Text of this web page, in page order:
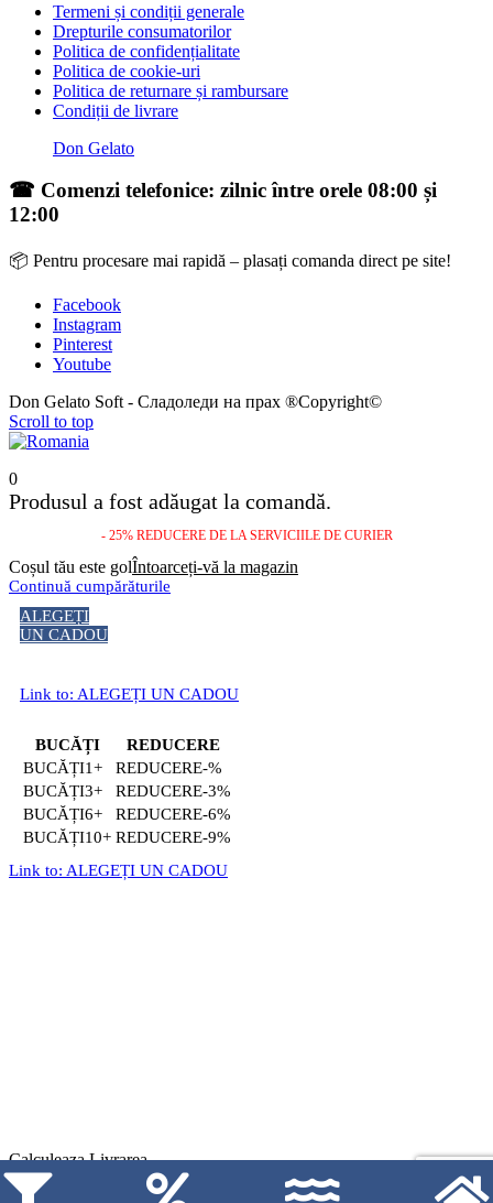
Termeni și condiții generale
Drepturile consumatorilor
Politica de confidențialitate
Politica de cookie-uri
Politica de returnare și rambursare
Condiții de livrare
Don Gelato
☎ Comenzi telefonice: zilnic între orele 08:00 și
12:00
📦 Pentru procesare mai rapidă – plasați comanda direct pe site!
Facebook
Instagram
Pinterest
Youtube
Don Gelato Soft - Сладоледи на прах ®Copyright©
Scroll to top
0
Produsul a fost adăugat la comandă.
- 25% REDUCERE DE LA SERVICIILE DE CURIER
Coșul tău este golÎntoarceți-vă la magazin
Continuă cumpărăturile
ALEGEȚI
UN CADOU
Link to: ALEGEȚI UN CADOU
BUCĂȚI
REDUCERE
1+
-%
3+
-3%
6+
-6%
10+
-9%
Link to: ALEGEȚI UN CADOU
Calculeaza Livrarea